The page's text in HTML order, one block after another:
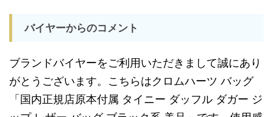
バイヤーからのコメント
ブランドバイヤーをご利用いただきまして誠にあり
がとうございます。こちらはクロムハーツ バッグ
「国内正規店原本付属 タイニー ダッフル ダガー ジ